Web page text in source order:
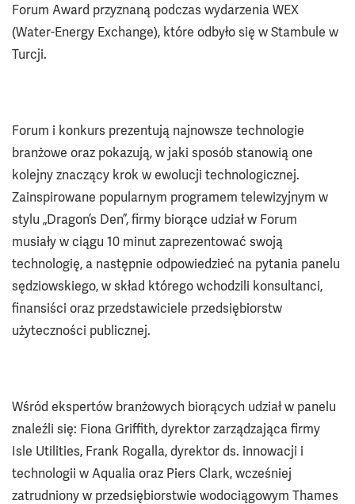
Forum Award przyznaną podczas wydarzenia WEX
(Water-Energy Exchange), które odbyło się w Stambule w
Turcji.
Forum i konkurs prezentują najnowsze technologie
branżowe oraz pokazują, w jaki sposób stanowią one
kolejny znaczący krok w ewolucji technologicznej.
Zainspirowane popularnym programem telewizyjnym w
stylu „Dragon’s Den”, firmy biorące udział w Forum
musiały w ciągu 10 minut zaprezentować swoją
technologię, a następnie odpowiedzieć na pytania panelu
sędziowskiego, w skład którego wchodzili konsultanci,
finansiści oraz przedstawiciele przedsiębiorstw
użyteczności publicznej.
Wśród ekspertów branżowych biorących udział w panelu
znaleźli się: Fiona Griffith, dyrektor zarządzająca firmy
Isle Utilities, Frank Rogalla, dyrektor ds. innowacji i
technologii w Aqualia oraz Piers Clark, wcześniej
zatrudniony w przedsiębiorstwie wodociągowym Thames